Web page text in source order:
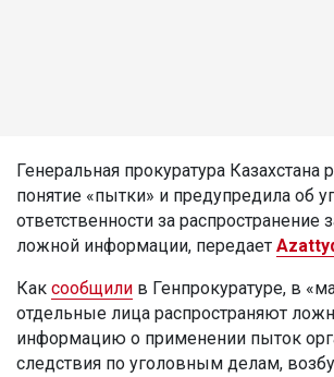
Генеральная прокуратура Казахстана
понятие «пытки» и предупредила об
ответственности за распространение
ложной информации, передает
Как сообщили в Генпрокуратуре, в
отдельные лица распространяют
информацию о применении пыток
следствия по уголовным делам,